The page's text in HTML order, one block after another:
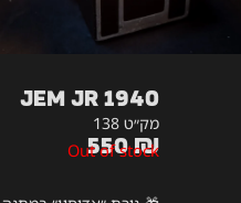
Jem JR 1940
מק״ט 138
550₪
Out of stock